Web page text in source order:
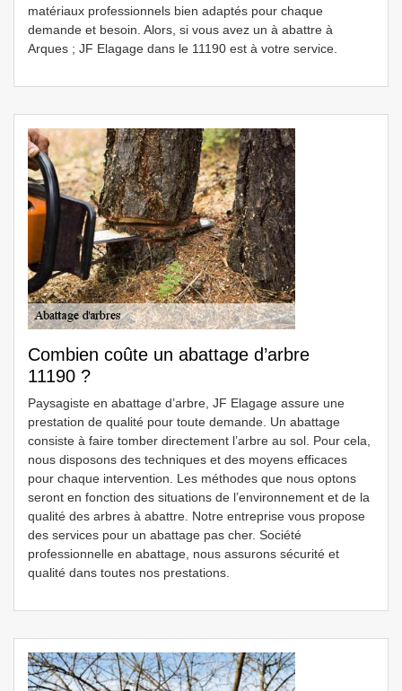
matériaux professionnels bien adaptés pour chaque
demande et besoin. Alors, si vous avez un à abattre à
Arques ; JF Elagage dans le 11190 est à votre service.
Combien coûte un abattage d’arbre
11190 ?
Paysagiste en abattage d’arbre, JF Elagage assure une
prestation de qualité pour toute demande. Un abattage
consiste à faire tomber directement l’arbre au sol. Pour cela,
nous disposons des techniques et des moyens efficaces
pour chaque intervention. Les méthodes que nous optons
seront en fonction des situations de l’environnement et de la
qualité des arbres à abattre. Notre entreprise vous propose
des services pour un abattage pas cher. Société
professionnelle en abattage, nous assurons sécurité et
qualité dans toutes nos prestations.